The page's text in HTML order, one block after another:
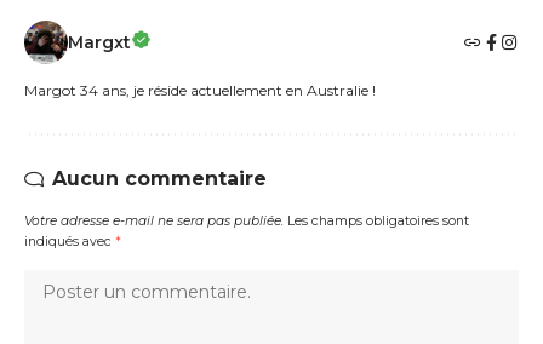
Margxt
Margot 34 ans, je réside actuellement en Australie !
Aucun commentaire
Votre adresse e-mail ne sera pas publiée. Les champs obligatoires sont
indiqués avec *